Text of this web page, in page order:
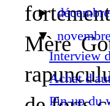
Mère
►décembre
▼
Interview
Achat
Pin-up du